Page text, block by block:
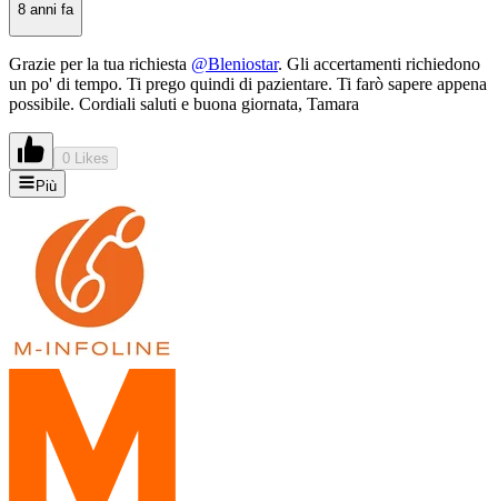
8 anni fa
Grazie per la tua richiesta @Bleniostar. Gli accertamenti richiedono
un po' di tempo. Ti prego quindi di pazientare. Ti farò sapere appena
possibile. Cordiali saluti e buona giornata, Tamara
0 Likes
Più